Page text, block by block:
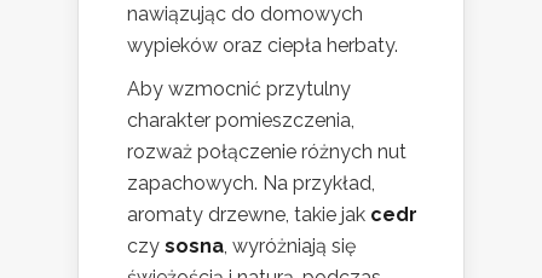
nawiązując do domowych
wypieków oraz ciepła herbaty.
Aby wzmocnić przytulny
charakter pomieszczenia,
rozważ połączenie różnych nut
zapachowych. Na przykład,
aromaty drzewne, takie jak cedr
czy sosna, wyróżniają się